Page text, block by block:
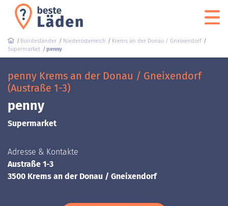
Bundesländer Niederösterreich
Krems an der Donau / Gneixendorf
Supermarket
penny
penny Krems an der Donau / Gneixendorf
(Austraße 1-3)
penny
Supermarket
Adresse & Kontakte
Austraße 1-3
3500 Krems an der Donau / Gneixendorf